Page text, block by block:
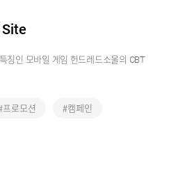
징인 모바일 게임 헌드레드소울의 CBT
프로모션
#캠페인